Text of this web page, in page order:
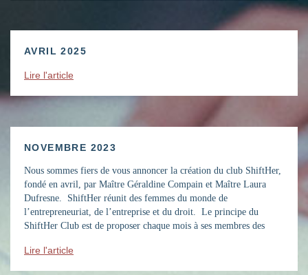
AVRIL 2025
Lire l'article
NOVEMBRE 2023
Nous sommes fiers de vous annoncer la création du club ShiftHer,
fondé en avril, par Maître Géraldine Compain et Maître Laura
Dufresne. ShiftHer réunit des femmes du monde de
l’entrepreneuriat, de l’entreprise et du droit. Le principe du
ShiftHer Club est de proposer chaque mois à ses membres des
Lire l'article